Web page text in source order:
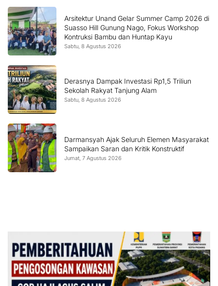
Arsitektur Unand Gelar Summer Camp 2026 di
Suasso Hill Gunung Nago, Fokus Workshop
Kontruksi Bambu dan Huntap Kayu
Sabtu, 8 Agustus 2026
Derasnya Dampak Investasi Rp1,5 Triliun
Sekolah Rakyat Tanjung Alam
Sabtu, 8 Agustus 2026
Darmansyah Ajak Seluruh Elemen Masyarakat
Sampaikan Saran dan Kritik Konstruktif
Jumat, 7 Agustus 2026